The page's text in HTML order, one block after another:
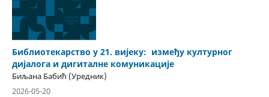
Библиотекарство у 21. вијеку: између културног
дијалога и дигиталне комуникације
Биљана Бабић (Уредник)
2026-05-20